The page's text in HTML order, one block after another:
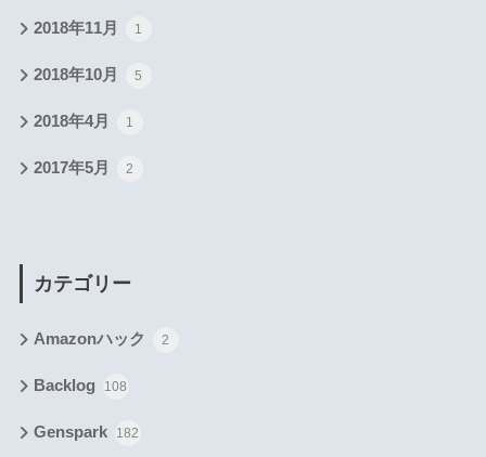
2018年11月 1
2018年10月 5
2018年4月 1
2017年5月 2
カテゴリー
Amazonハック 2
Backlog 108
Genspark 182